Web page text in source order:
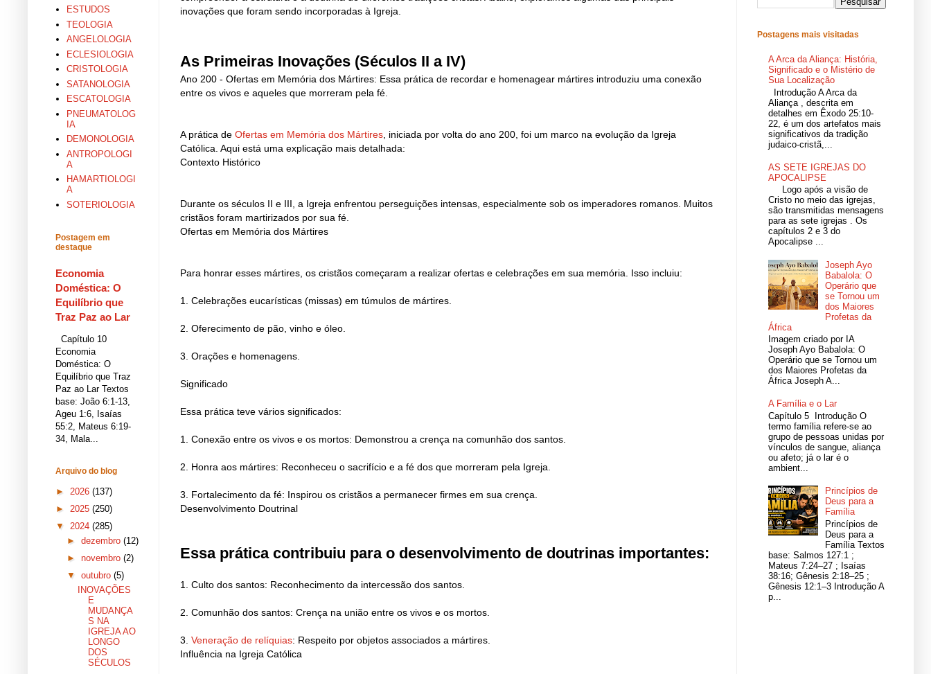
inovações que foram sendo incorporadas à Igreja.
As Primeiras Inovações (Séculos II a IV)
Ano 200 - Ofertas em Memória dos Mártires: Essa prática de recordar e homenagear mártires introduziu uma conexão
entre os vivos e aqueles que morreram pela fé.
A prática de Ofertas em Memória dos Mártires, iniciada por volta do ano 200, foi um marco na evolução da Igreja
Católica. Aqui está uma explicação mais detalhada:
Contexto Histórico
Durante os séculos II e III, a Igreja enfrentou perseguições intensas, especialmente sob os imperadores romanos. Muitos
cristãos foram martirizados por sua fé.
Ofertas em Memória dos Mártires
Para honrar esses mártires, os cristãos começaram a realizar ofertas e celebrações em sua memória. Isso incluiu:
1. Celebrações eucarísticas (missas) em túmulos de mártires.
2. Oferecimento de pão, vinho e óleo.
3. Orações e homenagens.
Significado
Essa prática teve vários significados:
1. Conexão entre os vivos e os mortos: Demonstrou a crença na comunhão dos santos.
2. Honra aos mártires: Reconheceu o sacrifício e a fé dos que morreram pela Igreja.
3. Fortalecimento da fé: Inspirou os cristãos a permanecer firmes em sua crença.
Desenvolvimento Doutrinal
Essa prática contribuiu para o desenvolvimento de doutrinas importantes:
1. Culto dos santos: Reconhecimento da intercessão dos santos.
2. Comunhão dos santos: Crença na união entre os vivos e os mortos.
3. Veneração de relíquias: Respeito por objetos associados a mártires.
Influência na Igreja Católica
ESTUDOS
TEOLOGIA
ANGELOLOGIA
ECLESIOLOGIA
CRISTOLOGIA
SATANOLOGIA
ESCATOLOGIA
PNEUMATOLOG
IA
DEMONOLOGIA
ANTROPOLOGI
A
HAMARTIOLOGI
A
SOTERIOLOGIA
Postagem em
destaque
Economia
Doméstica: O
Equilíbrio que
Traz Paz ao Lar
Capítulo 10
Economia
Doméstica: O
Equilíbrio que Traz
Paz ao Lar Textos
base: João 6:1-13,
Ageu 1:6, Isaías
55:2, Mateus 6:19-
34, Mala...
Arquivo do blog
► 2026 (137)
► 2025 (250)
▼ 2024 (285)
► dezembro (12)
► novembro (2)
▼ outubro (5)
INOVAÇÕES
E
MUDANÇA
S NA
IGREJA AO
LONGO
DOS
SÉCULOS
r
Postagens mais visitadas
A Arca da Aliança: História,
Significado e o Mistério de
Sua Localização
Introdução A Arca da
Aliança , descrita em
detalhes em Êxodo 25:10-
22, é um dos artefatos mais
significativos da tradição
judaico-cristã,...
AS SETE IGREJAS DO
APOCALIPSE
Logo após a visão de
Cristo no meio das igrejas,
são transmitidas mensagens
para as sete igrejas . Os
capítulos 2 e 3 do
Apocalipse ...
Joseph Ayo
Babalola: O
Operário que
se Tornou um
dos Maiores
Profetas da
África
Imagem criado por IA
Joseph Ayo Babalola: O
Operário que se Tornou um
dos Maiores Profetas da
África Joseph A...
A Família e o Lar
Capítulo 5 Introdução O
termo família refere-se ao
grupo de pessoas unidas por
vínculos de sangue, aliança
ou afeto; já o lar é o
ambient...
Princípios de
Deus para a
Família
Princípios de
Deus para a
Família Textos
base: Salmos 127:1 ;
Mateus 7:24–27 ; Isaías
38:16; Gênesis 2:18–25 ;
Gênesis 12:1–3 Introdução A
p...